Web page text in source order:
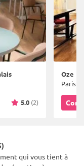
5.0 (2)
Oze
Paris
qui vous tient à